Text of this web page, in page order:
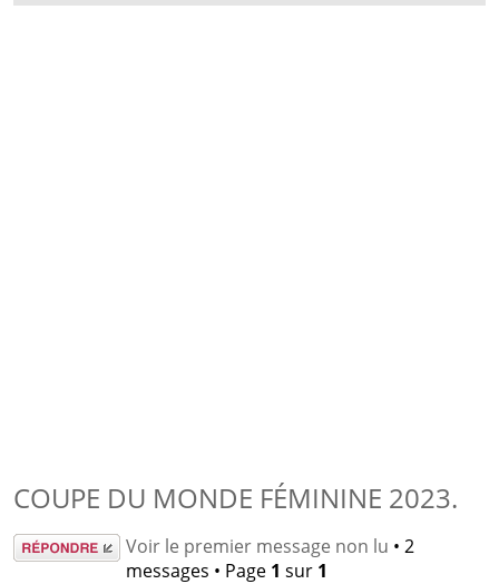
COUPE DU MONDE FÉMININE 2023.
Répondre Voir le premier message non lu • 2
messages • Page 1 sur 1